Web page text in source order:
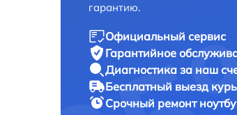
гарантию.
Официальный сервис
Гарантийное
Диагностика за наш
Бесплатный выезд
Срочный ремонт